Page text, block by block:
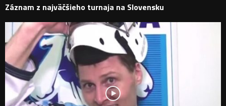
Záznam z najväčšieho turnaja na Slovensku